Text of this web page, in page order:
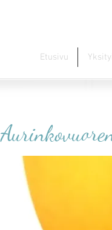
Etusivu